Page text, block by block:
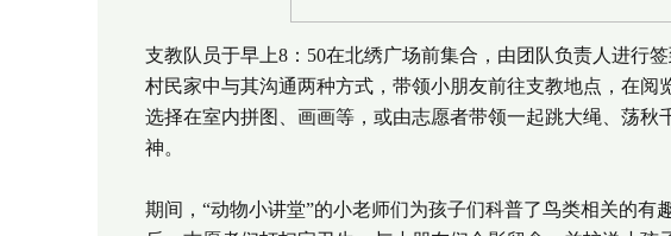
支教队员于早上8：50在北绣广场前集合，由团队负责人进行
村民家中与其沟通两种方式，带领小朋友前往支教地点，在
选择在室内拼图、画画等，或由志愿者带领一起跳大绳、荡
神。
期间，“动物小讲堂”的小老师们为孩子们科普了鸟类相关的